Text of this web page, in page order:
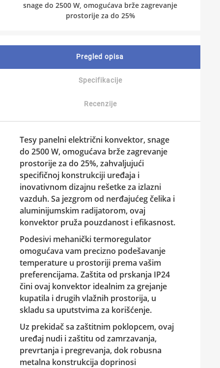
snage do 2500 W, omogućava brže zagrevanje
prostorije za do 25%
Pregled opisa
Specifikacije
Recenzije
Tesy panelni električni konvektor, snage
do 2500 W, omogućava brže zagrevanje
prostorije za do 25%, zahvaljujući
specifičnoj konstrukciji uređaja i
inovativnom dizajnu rešetke za izlazni
vazduh. Sa jezgrom od nerđajućeg čelika i
aluminijumskim radijatorom, ovaj
konvektor pruža pouzdanost i efikasnost.
Podesivi mehanički termoregulator
omogućava vam precizno podešavanje
temperature u prostoriji prema vašim
preferencijama. Zaštita od prskanja IP24
čini ovaj konvektor idealnim za grejanje
kupatila i drugih vlažnih prostorija, u
skladu sa uputstvima za korišćenje.
Uz prekidač sa zaštitnim poklopcem, ovaj
uređaj nudi i zaštitu od zamrzavanja,
prevrtanja i pregrevanja, dok robusna
metalna konstrukcija doprinosi